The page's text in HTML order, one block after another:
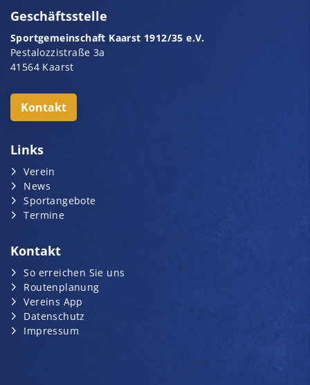
Geschäftsstelle
Sportgemeinschaft Kaarst 1912/35 e.V.
Pestalozzistraße 3a
41564 Kaarst
Kontakt
Links
Verein
News
Sportangebote
Termine
Kontakt
So erreichen Sie uns
Routenplanung
Vereins App
Datenschutz
Impressum